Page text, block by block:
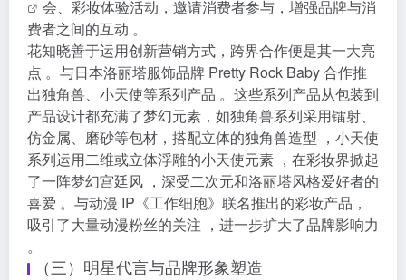
会、彩妆体验活动，邀请消费者参与，增强品牌与消
费者之间的互动 。
花知晓善于运用创新营销方式，跨界合作便是其一大亮
点 。与日本洛丽塔服饰品牌 Pretty Rock Baby 合作推
出独角兽、小天使等系列产品 。这些系列产品从包装到
产品设计都充满了梦幻元素，如独角兽系列采用镭射、
仿金属、磨砂等包材，搭配立体的独角兽造型 ，小天使
系列运用二维或立体浮雕的小天使元素 ，在彩妆界掀起
了一阵梦幻宫廷风 ，深受二次元和洛丽塔风格爱好者的
喜爱 。与动漫 IP《工作细胞》联名推出的彩妆产品，
吸引了大量动漫粉丝的关注 ，进一步扩大了品牌影响力
。
（三）明星代言与品牌形象塑造